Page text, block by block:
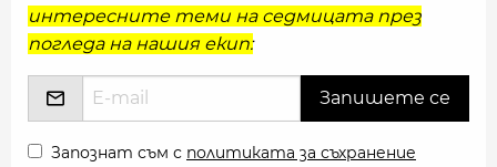
интересните теми на седмицата през
погледа на нашия екип:
Запознат съм с политиката за съхранение